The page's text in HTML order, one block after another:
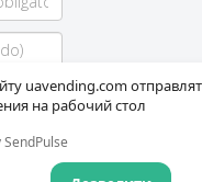
uavending.com
на рабочий стол